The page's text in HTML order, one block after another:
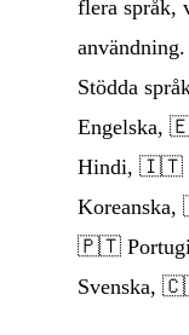
flera språk,
användning.
Stödda
Engelska,
Hindi, 🇮🇹
🇵🇹
Svenska,